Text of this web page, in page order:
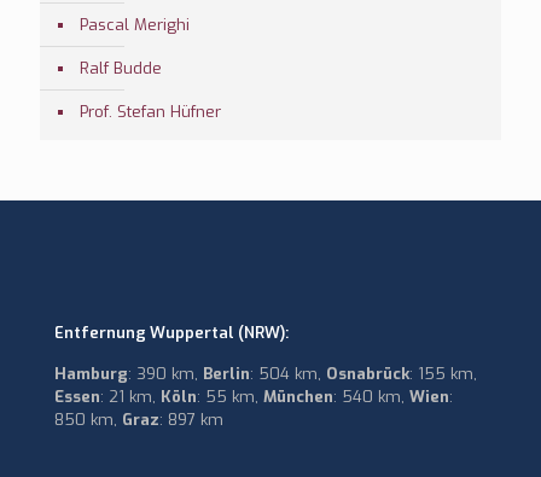
Pascal Merighi
Ralf Budde
Prof. Stefan Hüfner
Entfernung Wuppertal (NRW):
Hamburg: 390 km, Berlin: 504 km, Osnabrück: 155 km,
Essen: 21 km, Köln: 55 km, München: 540 km, Wien:
850 km, Graz: 897 km